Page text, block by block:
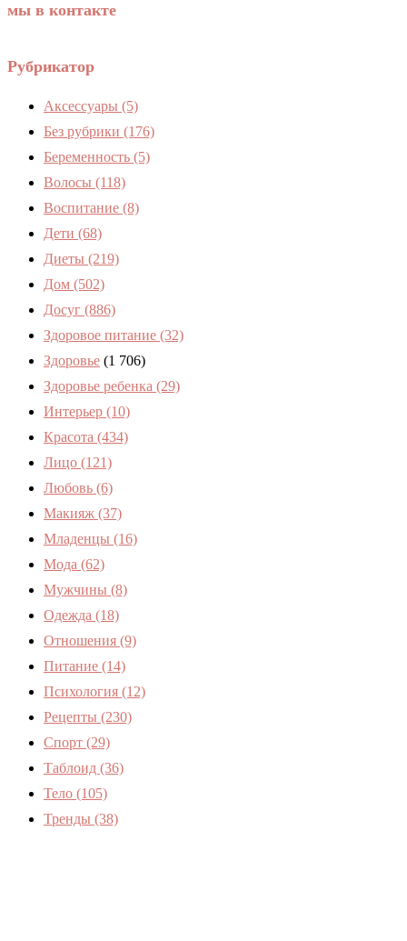
мы в контакте
Рубрикатор
Аксессуары (5)
Без рубрики (176)
Беременность (5)
Волосы (118)
Воспитание (8)
Дети (68)
Диеты (219)
Дом (502)
Досуг (886)
Здоровое питание (32)
Здоровье (1 706)
Здоровье ребенка (29)
Интерьер (10)
Красота (434)
Лицо (121)
Любовь (6)
Макияж (37)
Младенцы (16)
Мода (62)
Мужчины (8)
Одежда (18)
Отношения (9)
Питание (14)
Психология (12)
Рецепты (230)
Спорт (29)
Таблоид (36)
Тело (105)
Тренды (38)